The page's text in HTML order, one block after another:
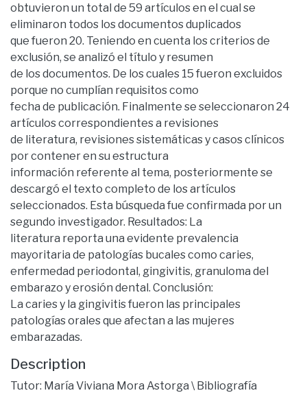
obtuvieron un total de 59 artículos en el cual se
eliminaron todos los documentos duplicados
que fueron 20. Teniendo en cuenta los criterios de
exclusión, se analizó el título y resumen
de los documentos. De los cuales 15 fueron excluidos
porque no cumplían requisitos como
fecha de publicación. Finalmente se seleccionaron 24
artículos correspondientes a revisiones
de literatura, revisiones sistemáticas y casos clínicos
por contener en su estructura
información referente al tema, posteriormente se
descargó el texto completo de los artículos
seleccionados. Esta búsqueda fue confirmada por un
segundo investigador. Resultados: La
literatura reporta una evidente prevalencia
mayoritaria de patologías bucales como caries,
enfermedad periodontal, gingivitis, granuloma del
embarazo y erosión dental. Conclusión:
La caries y la gingivitis fueron las principales
patologías orales que afectan a las mujeres
embarazadas.
Description
Tutor: María Viviana Mora Astorga \ Bibliografía